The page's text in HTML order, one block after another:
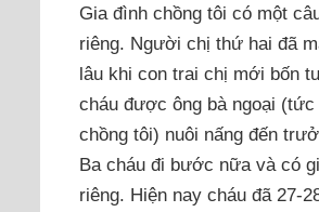
Gia đình chồng tôi có một
riêng. Người chị thứ hai đã
lâu khi con trai chị mới bốn
cháu được ông bà ngoại (tức
chồng tôi) nuôi nấng đến
Ba cháu đi bước nữa và có
riêng. Hiện nay cháu đã 27-